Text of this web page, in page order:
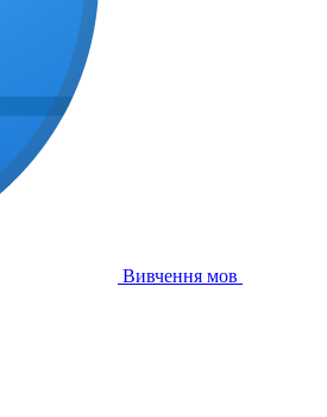
Вивчення мов